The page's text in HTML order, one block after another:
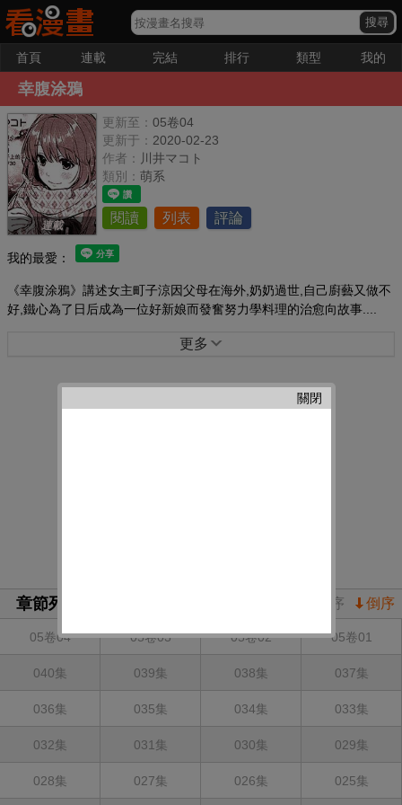
首頁 連載 完結 排行 類型 我的
幸腹涂鴉
連載
更新至： 05卷04
更新于： 2020-02-23
作者：
川井マコト
類別： 萌系
閱讀 列表 評論
我的最愛：
《幸腹涂鴉》講述女主町子涼因父母在海外,奶奶過世,自己廚藝又做不
好,鐵心為了日后成為一位好新娘而發奮努力學料理的治愈向故事....
更多
章節列表 倒序
正序
05卷04 05卷03 05卷02 05卷01
040集 039集 038集 037集
036集 035集 034集 033集
032集 031集 030集 029集
028集 027集 026集 025集
關閉